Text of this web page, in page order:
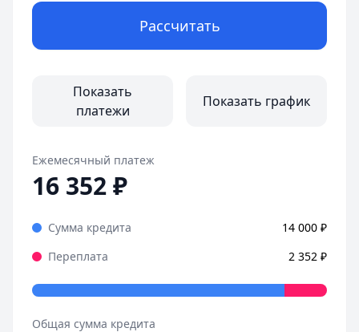
Рассчитать
Показать
платежи
Показать график
Ежемесячный платеж
16 352₽
Сумма кредита 14 000 ₽
Переплата
2 352 ₽
Общая сумма кредита